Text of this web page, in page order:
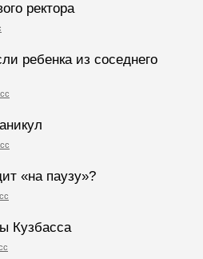
ректора
ребенка из соседнего
«на паузу»?
Кузбасса